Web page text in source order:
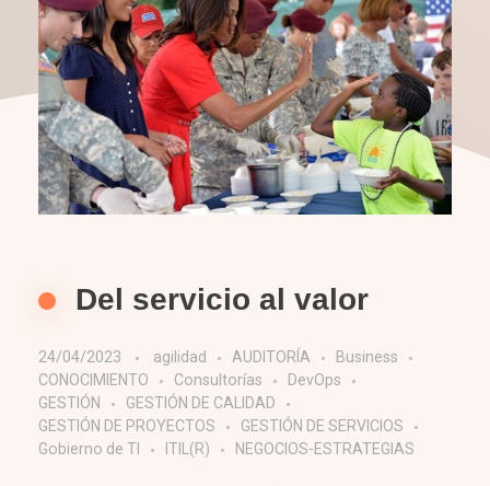
Del servicio al valor
24/04/2023 agilidad AUDITORÍA
Business
CONOCIMIENTO
Consultorías
DevOps
GESTIÓN
GESTIÓN DE CALIDAD
GESTIÓN DE PROYECTOS
GESTIÓN DE SERVICIOS
Gobierno de TI
ITIL(R) NEGOCIOS-ESTRATEGIAS